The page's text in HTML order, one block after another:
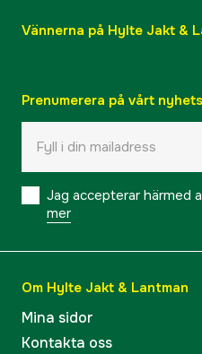
Vännerna på Hylte Jakt &
Prenumerera på vårt
Jag accepterar härmed
mer
Om Hylte Jakt & Lantman
Mina sidor
Kontakta oss